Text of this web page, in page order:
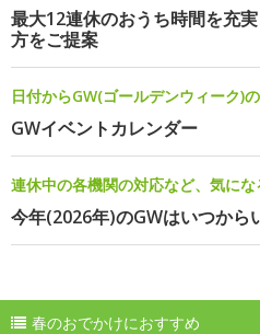
最大12連休のおうち時間を充
方をご提案
日付からGW(ゴールデンウィーク)
GWイベントカレンダー
連休中の各機関の対応など、気に
今年(2026年)のGWはいつから
春のおでかけにおすすめ